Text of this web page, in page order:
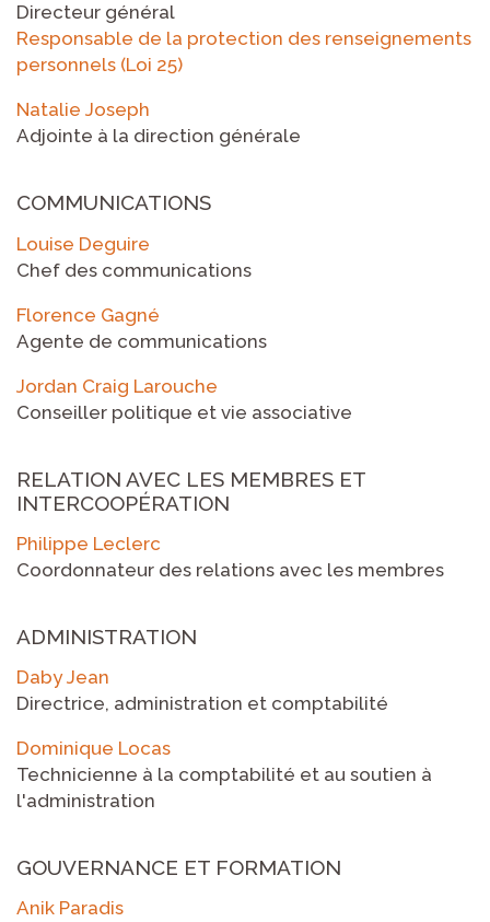
Directeur général
Responsable de la protection des renseignements
personnels (Loi 25)
Natalie Joseph
Adjointe à la direction générale
COMMUNICATIONS
Louise Deguire
Chef des communications
Florence Gagné
Agente de communications
Jordan Craig Larouche
Conseiller politique et vie associative
RELATION AVEC LES MEMBRES ET
INTERCOOPÉRATION
Philippe Leclerc
Coordonnateur des relations avec les membres
ADMINISTRATION
Daby Jean
Directrice, administration et comptabilité
Dominique Locas
Technicienne à la comptabilité et au soutien à
l'administration
GOUVERNANCE ET FORMATION
Anik Paradis